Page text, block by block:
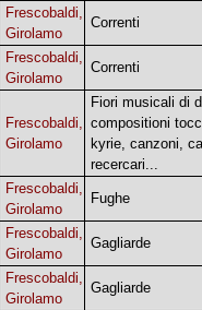
Frescobaldi,
Girolamo
Correnti
Frescobaldi,
Girolamo
Correnti
Frescobaldi,
Girolamo
Fiori musicali di
compositioni
kyrie, canzoni,
recercari...
Frescobaldi,
Girolamo
Fughe
Frescobaldi,
Girolamo
Gagliarde
Frescobaldi,
Girolamo
Gagliarde